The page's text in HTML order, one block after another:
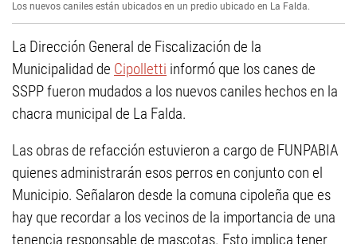
Los nuevos caniles están ubicados en un predio ubicado en La Falda.
La Dirección General de Fiscalización de la
Municipalidad de Cipolletti informó que los canes de
SSPP fueron mudados a los nuevos caniles hechos en la
chacra municipal de La Falda.
Las obras de refacción estuvieron a cargo de FUNPABIA
quienes administrarán esos perros en conjunto con el
Municipio. Señalaron desde la comuna cipoleña que es
hay que recordar a los vecinos de la importancia de una
tenencia responsable de mascotas. Esto implica tener